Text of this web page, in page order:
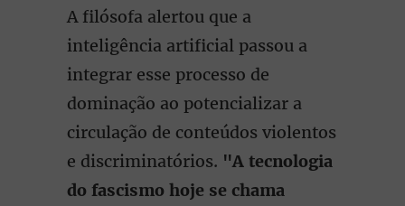
A filósofa alertou que a
inteligência artificial passou a
integrar esse processo de
dominação ao potencializar a
circulação de conteúdos violentos
e discriminatórios. "A tecnologia
do fascismo hoje se chama